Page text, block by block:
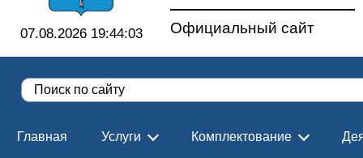
07.08.2026 19:44:04 Официальный сайт
Главная Услуги Комплектование